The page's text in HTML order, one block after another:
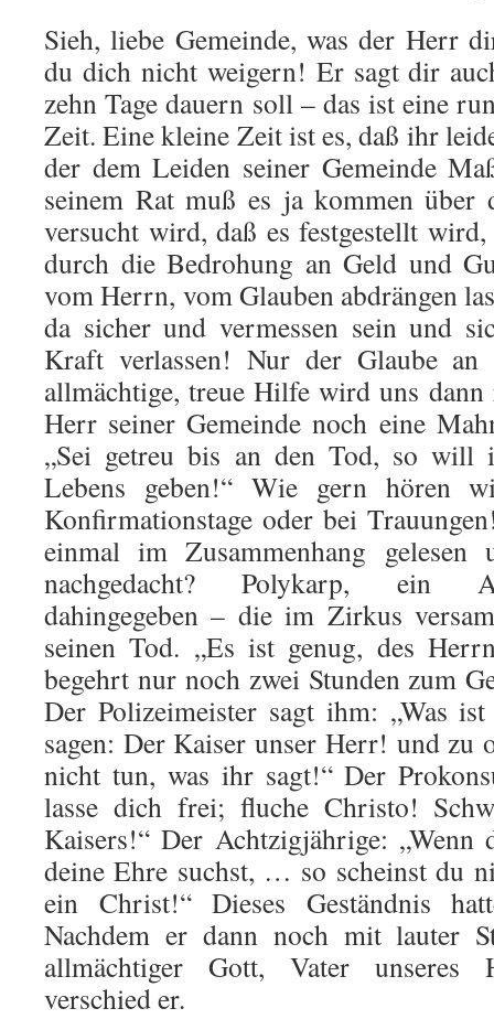
Sieh, liebe Gemeinde, was der Herr
du dich nicht weigern! Er sagt dir
zehn Tage dauern soll – das ist eine
Zeit. Eine kleine Zeit ist es, daß ihr
der dem Leiden seiner Gemeinde
seinem Rat muß es ja kommen über
versucht wird, daß es festgestellt
durch die Bedrohung an Geld und
vom Herrn, vom Glauben abdrängen
da sicher und vermessen sein und
Kraft verlassen! Nur der Glaube
allmächtige, treue Hilfe wird uns
Herr seiner Gemeinde noch eine
„Sei getreu bis an den Tod, so
Lebens geben!“ Wie gern hören
Konfirmationstage oder bei
einmal im Zusammenhang gelesen
nachgedacht? Polykarp, ein
dahingegeben – die im Zirkus
seinen Tod. „Es ist genug, des
begehrt nur noch zwei Stunden zum
Der Polizeimeister sagt ihm: „Was
sagen: Der Kaiser unser Herr! und zu
nicht tun, was ihr sagt!“ Der
lasse dich frei; fluche Christo!
Kaisers!“ Der Achtzigjährige:
deine Ehre suchst, … so scheinst du
ein Christ!“ Dieses Geständnis
Nachdem er dann noch mit lauter
allmächtiger Gott, Vater unseres
verschied er.